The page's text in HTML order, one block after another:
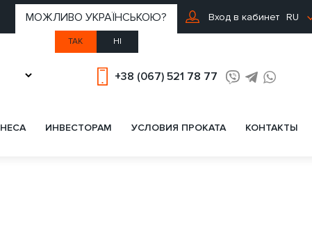
Вход в кабинет RU
МОЖЛИВО УКРАЇНСЬКОЮ?
ТАК НІ
+38 (067) 521 78 77
ИНВЕСТОРАМ УСЛОВИЯ ПРОКАТА КОНТАКТЫ